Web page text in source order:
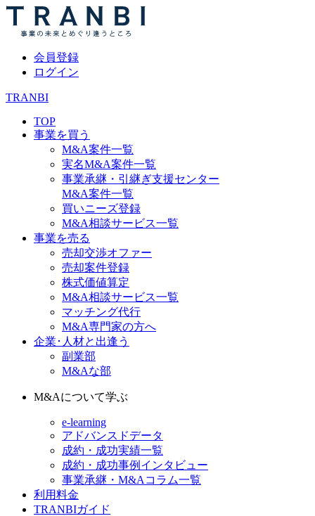
会員登録
ログイン
TRANBI
TOP
事業を買う
M&A案件一覧
実名M&A案件一覧
事業承継・引継ぎ支援センター
M&A案件一覧
買いニーズ登録
M&A相談サービス一覧
事業を売る
売却交渉オファー
売却案件登録
株式価値算定
M&A相談サービス一覧
マッチング代行
M&A専門家の方へ
企業･人材と出逢う
副業部
M&Aな部
M&Aについて学ぶ
e-learning
アドバンスドデータ
成約・成功実績一覧
成約・成功事例インタビュー
事業承継・M&Aコラム一覧
利用料金
TRANBIガイド